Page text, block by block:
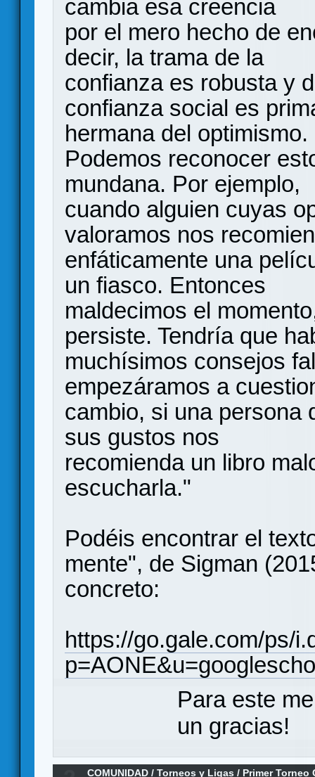
cambia esa creencia
por el mero hecho de
decir, la trama de la
confianza es robusta y
confianza social es
hermana del optimismo.
Podemos reconocer
mundana. Por ejemplo,
cuando alguien cuyas
valoramos nos
enfáticamente una
un fiasco. Entonces
maldecimos el
persiste. Tendría que
muchísimos consejos
empezáramos a
cambio, si una persona
sus gustos nos
recomienda un libro
escucharla."
Podéis encontrar el
mente", de Sigman
concreto:
https://go.gale.com/ps/
Para este
un gracias!
COMUNIDAD /Torneos y Ligas / Primer Torneo